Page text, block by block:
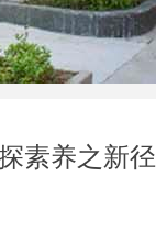
素养之新径